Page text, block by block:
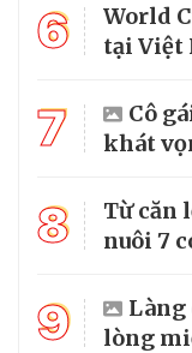
6
World
tại Việt
7
Cô
khát
8
Từ căn
nuôi 7
9
Làng
lòng